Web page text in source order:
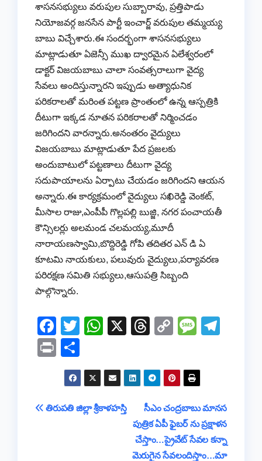
శాసనసభ్యులు వరుపుల సుబ్బారావు, ప్రత్తిపాడు
నియోజవర్గ జనసేన పార్టీ ఇంచార్జ్ వరుపుల తమ్మయ్య
బాబు విచ్చేశారు.ఈ సందర్భంగా శాసనసభ్యులు
మాట్లాడుతూ ఏజెన్సీ ముఖ ద్వారమైన ఏలేశ్వరంలో
డాక్టర్ విజయబాబు చాలా సంవత్సరాలుగా వైద్య
సేవలు అందిస్తున్నారని ఇప్పుడు అత్యాధునిక
పరికరాలతో మరింత పట్టణ ప్రాంతంలో ఉన్న ఆస్పత్రికి
దీటుగా ఇక్కడ నూతన పరికరాలతో నిర్మించడం
జరిగిందని వారన్నారు.అనంతరం వైద్యులు
విజయబాబు మాట్లాడుతూ పేద ప్రజలకు
అందుబాటులో పట్టణాలు దీటుగా వైద్య
సదుపాయాలను ఏర్పాటు చేయడం జరిగిందని ఆయన
అన్నారు.ఈ కార్యక్రమంలో వైద్యులు సఖిరెడ్డి వెంకట్,
మీసాల రాజు,ఎంపీపీ గొల్లపల్లి బుజ్జి, నగర పంచాయతీ
కౌన్సిలర్లు అలమండ చలమయ్య,మూదీ
నారాయణస్వామి,బొద్దిరెడ్డి గోపి తదితర ఎన్ డి ఏ
కూటమి నాయకులు, పలువురు వైద్యులు,పర్యావరణ
పరిరక్షణ సమితి సభ్యులు,ఆసుపత్రి సిబ్బంది
పాల్గొన్నారు.
F
a
c
e
b
T
er
W
s
A
X
T
a
d
s
C
y
Li
n
k
M
a
g
e
a
m
Pr
in h
ar
e
Post
సీఎం చంద్రబాబు మానస
పుత్రిక ఏపీ ఫైబర్ ను ప్రక్షాళన
చేస్తాం…ప్రైవేట్ సేవల కన్నా
మెరుగైన సేవలందిస్తాం…మా
తిరుపతి జిల్లా శ్రీకాళహస్తి